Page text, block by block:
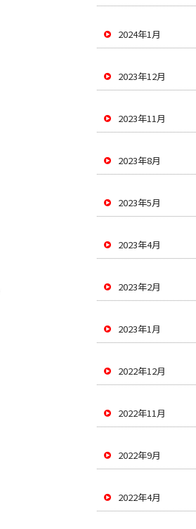
2024年1月
2023年12月
2023年11月
2023年8月
2023年5月
2023年4月
2023年2月
2023年1月
2022年12月
2022年11月
2022年9月
2022年4月